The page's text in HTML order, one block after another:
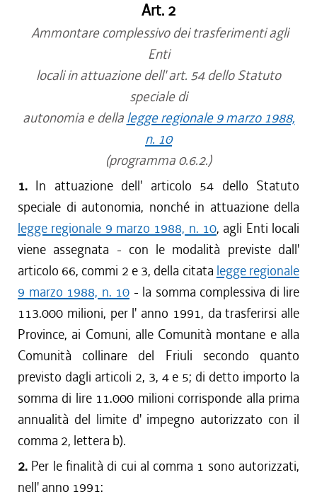
Art. 2
Ammontare complessivo dei trasferimenti agli
Enti
locali in attuazione dell' art. 54 dello Statuto
speciale di
autonomia e della legge regionale 9 marzo 1988,
n. 10
(programma 0.6.2.)
1. In attuazione dell' articolo 54 dello Statuto
speciale di autonomia, nonché in attuazione della
legge regionale 9 marzo 1988, n. 10, agli Enti locali
viene assegnata - con le modalità previste dall'
articolo 66, commi 2 e 3, della citata legge regionale
9 marzo 1988, n. 10 - la somma complessiva di lire
113.000 milioni, per l' anno 1991, da trasferirsi alle
Province, ai Comuni, alle Comunità montane e alla
Comunità collinare del Friuli secondo quanto
previsto dagli articoli 2, 3, 4 e 5; di detto importo la
somma di lire 11.000 milioni corrisponde alla prima
annualità del limite d' impegno autorizzato con il
comma 2, lettera b).
2. Per le finalità di cui al comma 1 sono autorizzati,
nell' anno 1991: